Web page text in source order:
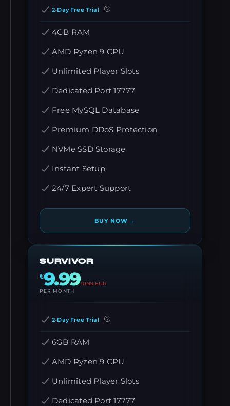
2-Day Free Trial
4GB RAM
AMD Ryzen 9 CPU
Unlimited Player Slots
Dedicated Port 17777
Free MySQL Database
Premium DDoS Protection
NVMe SSD Storage
Instant Setup
24/7 Expert Support
BUY NOW →
SURVIVOR
€9.9910.99EUR
PER MONTH
2-Day Free Trial
6GB RAM
AMD Ryzen 9 CPU
Unlimited Player Slots
Dedicated Port 17777